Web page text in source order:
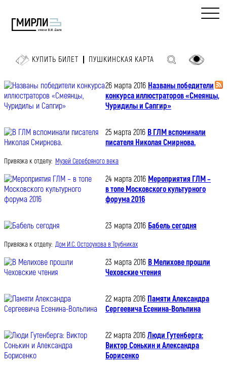
КУПИТЬ БИЛЕТ ПУШКИНСКАЯ КАРТА
26 марта 2016 Названы победители
конкурса иллюстраторов «Смеянцы,
Чуридилы и Сапгир»
25 марта 2016 В ГЛМ вспоминали
писателя Николая Смирнова.
Привязка к отделу: Музей Серебряного века
24 марта 2016 Мероприятия ГЛМ –
в топе Московского культурного
форума 2016
23 марта 2016 Бабель сегодня
Привязка к отделу: Дом И.С. Остроухова в Трубниках
23 марта 2016 В Мелихове прошли
Чеховские чтения
22 марта 2016 Памяти Александра
Сергеевича Есенина-Вольпина
22 марта 2016 Люди Гутенберга:
Виктор Сонькин и Александра
Борисенко